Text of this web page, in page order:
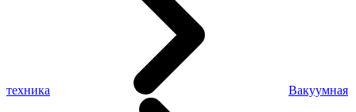
техника Вакуумная